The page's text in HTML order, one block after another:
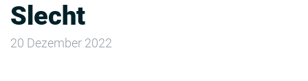
Slecht
20 Dezember 2022